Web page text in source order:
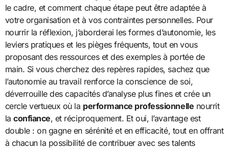
le cadre, et comment chaque étape peut être adaptée à
votre organisation et à vos contraintes personnelles. Pour
nourrir la réflexion, j’aborderai les formes d’autonomie, les
leviers pratiques et les pièges fréquents, tout en vous
proposant des ressources et des exemples à portée de
main. Si vous cherchez des repères rapides, sachez que
l’autonomie au travail renforce la conscience de soi,
déverrouille des capacités d’analyse plus fines et crée un
cercle vertueux où la performance professionnelle nourrit
laconfiance, et réciproquement. Et oui, l’avantage est
double : on gagne en sérénité et en efficacité, tout en offrant
à chacun la possibilité de contribuer avec ses talents